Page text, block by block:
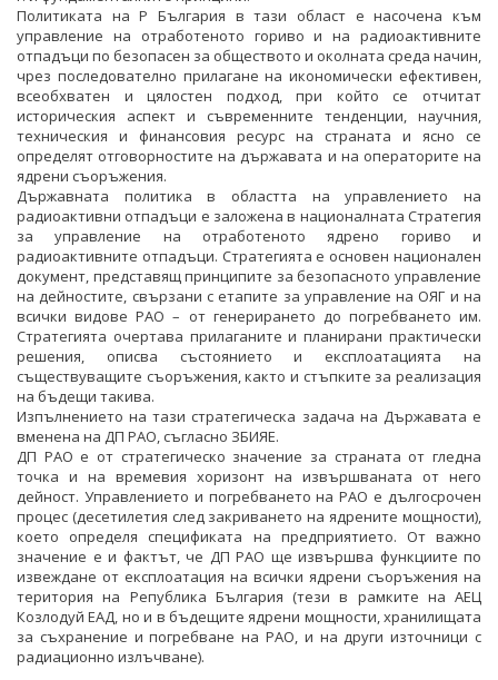
Политиката на Р България в тази област е насочена към
управление на отработеното гориво и на радиоактивните
отпадъци по безопасен за обществото и околната среда начин,
чрез последователно прилагане на икономически ефективен,
всеобхватен и цялостен подход, при който се отчитат
историческия аспект и съвременните тенденции, научния,
техническия и финансовия ресурс на страната и ясно се
определят отговорностите на държавата и на операторите на
ядрени съоръжения.
Държавната политика в областта на управлението на
радиоактивни отпадъци е заложена в националната Стратегия
за управление на отработеното ядрено гориво и
радиоактивните отпадъци. Стратегията е основен национален
документ, представящ принципите за безопасното управление
на дейностите, свързани с етапите за управление на ОЯГ и на
всички видове РАО – от генерирането до погребването им.
Стратегията очертава прилаганите и планирани практически
решения, описва състоянието и експлоатацията на
съществуващите съоръжения, както и стъпките за реализация
на бъдещи такива.
Изпълнението на тази стратегическа задача на Държавата е
вменена на ДП РАО, съгласно ЗБИЯЕ.
ДП РАО е от стратегическо значение за страната от гледна
точка и на времевия хоризонт на извършваната от него
дейност. Управлението и погребването на РАО е дългосрочен
процес (десетилетия след закриването на ядрените мощности),
което определя спецификата на предприятието. От важно
значение е и фактът, че ДП РАО ще извършва функциите по
извеждане от експлоатация на всички ядрени съоръжения на
територия на Република България (тези в рамките на АЕЦ
Козлодуй ЕАД, но и в бъдещите ядрени мощности, хранилищата
за съхранение и погребване на РАО, и на други източници с
радиационно излъчване).